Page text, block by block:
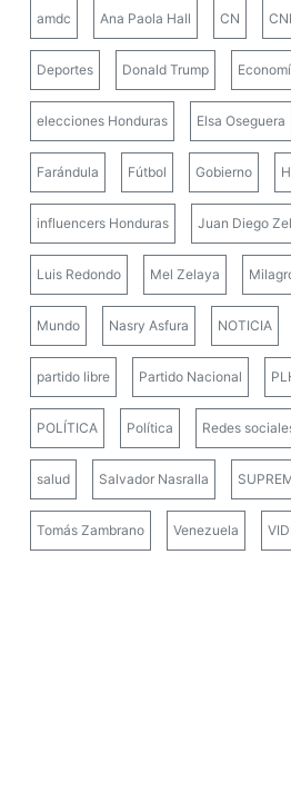
amdc Ana Paola Hall CN
Deportes Donald Trump
elecciones Honduras Elsa Oseguera
Farándula Fútbol Gobierno
influencers Honduras Juan Diego
Luis Redondo Mel Zelaya
Mundo Nasry Asfura NOTICIA
partido libre Partido Nacional
POLÍTICA Política Redes
salud Salvador Nasralla
Tomás Zambrano Venezuela